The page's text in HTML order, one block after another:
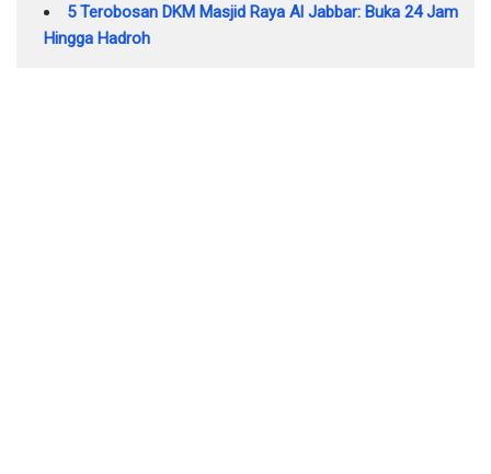
5 Terobosan DKM Masjid Raya Al Jabbar: Buka 24 Jam
Hingga Hadroh